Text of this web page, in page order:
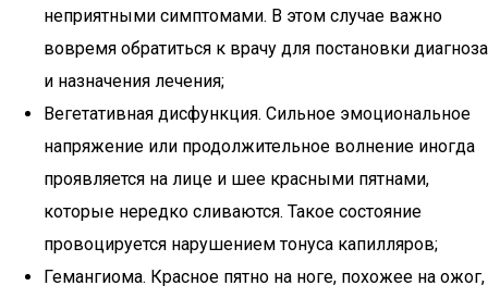
неприятными симптомами. В этом случае важно
вовремя обратиться к врачу для постановки диагноза
и назначения лечения;
Вегетативная дисфункция. Сильное эмоциональное
напряжение или продолжительное волнение иногда
проявляется на лице и шее красными пятнами,
которые нередко сливаются. Такое состояние
провоцируется нарушением тонуса капилляров;
Гемангиома. Красное пятно на ноге, похожее на ожог,